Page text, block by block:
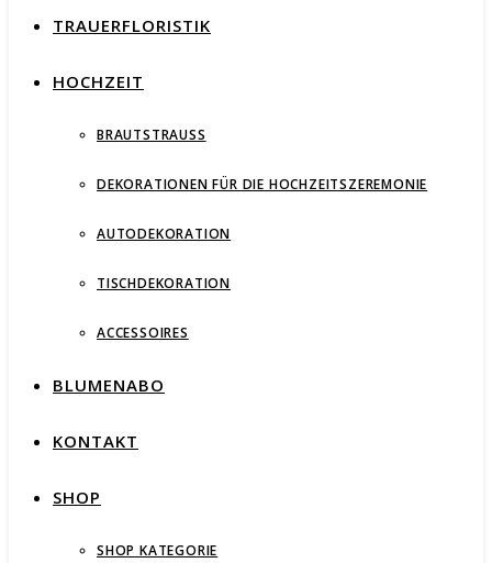
TRAUERFLORISTIK
HOCHZEIT
BRAUTSTRAUSS
DEKORATIONEN FÜR DIE HOCHZEITSZEREMONIE
AUTODEKORATION
TISCHDEKORATION
ACCESSOIRES
BLUMENABO
KONTAKT
SHOP
SHOP KATEGORIE